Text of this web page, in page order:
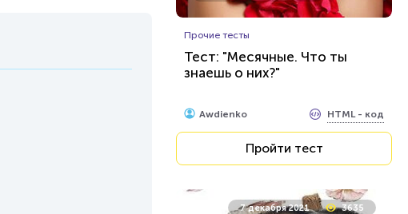
Прочие тесты
Тест: "Месячные. Что ты
знаешь о них?"
Awdienko HTML - код
Пройти тест
7 декабря 2021 3635